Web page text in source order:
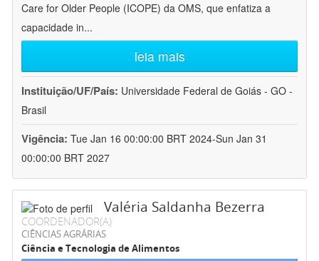
Care for Older People (ICOPE) da OMS, que enfatiza a
capacidade in...
leia mais
Instituição/UF/País: Universidade Federal de Goiás - GO -
Brasil
Vigência: Tue Jan 16 00:00:00 BRT 2024-Sun Jan 31
00:00:00 BRT 2027
Valéria Saldanha Bezerra
COORDENADOR(A)
CIÊNCIAS AGRÁRIAS
Ciência e Tecnologia de Alimentos